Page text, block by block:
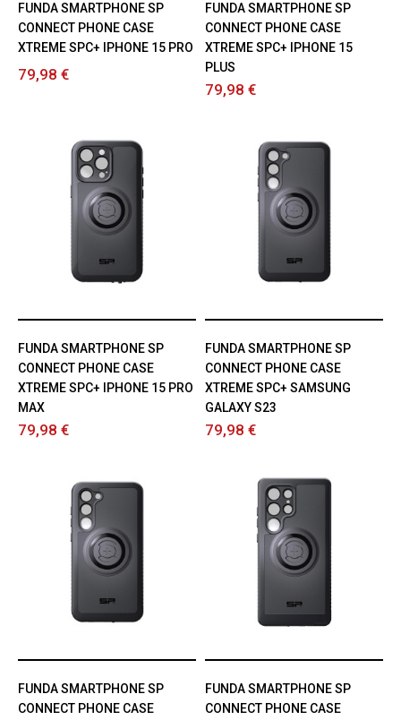
FUNDA SMARTPHONE SP
CONNECT PHONE CASE
XTREME SPC+ IPHONE 15 PRO
79,98 €
FUNDA SMARTPHONE SP
CONNECT PHONE CASE
XTREME SPC+ IPHONE 15
PLUS
79,98 €
FUNDA SMARTPHONE SP
CONNECT PHONE CASE
XTREME SPC+ IPHONE 15 PRO
MAX
79,98 €
FUNDA SMARTPHONE SP
CONNECT PHONE CASE
XTREME SPC+ SAMSUNG
GALAXY S23
79,98 €
FUNDA SMARTPHONE SP
CONNECT PHONE CASE
FUNDA SMARTPHONE SP
CONNECT PHONE CASE